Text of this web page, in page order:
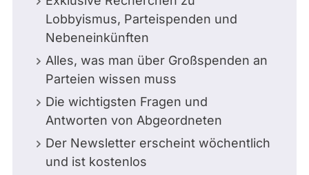
Lobbyismus, Parteispenden und
Nebeneinkünften
Alles, was man über Großspenden an
Parteien wissen muss
Die wichtigsten Fragen und
Antworten von Abgeordneten
Der Newsletter erscheint wöchentlich
und ist kostenlos